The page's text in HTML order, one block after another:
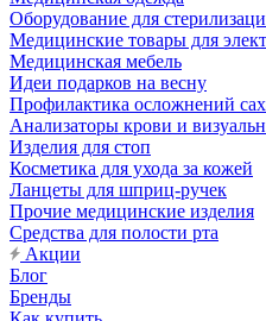
Оборудование для
Медицинские товары для
Медицинская мебель
Идеи подарков на весну
Профилактика осложнений
Анализаторы крови и
Изделия для стоп
Косметика для ухода за кожей
Ланцеты для шприц-ручек
Прочие медицинские изделия
Средства для полости рта
Акции
Блог
Бренды